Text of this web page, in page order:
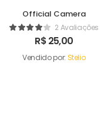
Official Camera
2 Avaliações
R$25,00
Vendido por: Stelio